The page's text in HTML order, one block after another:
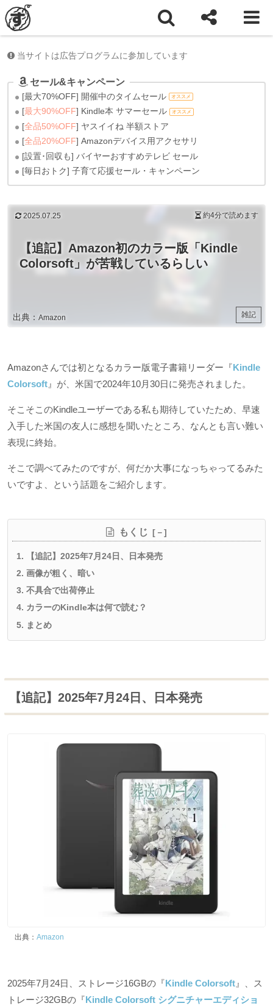
ホーム
当サイトは広告プログラムに参加しています
セール&キャンペーン
[最大70%OFF] 開催中のタイムセール オススメ
[最大90%OFF] Kindle本 サマーセール オススメ
[全品50%OFF] ヤスイイね 半額ストア
[全品20%OFF] Amazonデバイス用アクセサリ
[設置･回収も] バイヤーおすすめテレビ セール
[毎日おトク] 子育て応援セール・キャンペーン
【追記】Amazon初のカラー版「Kindle
Colorsoft」が苦戦しているらしい
雑記
出典：Amazon
2025.07.25 約4分で読めます
Amazonさんでは初となるカラー版電子書籍リーダー『Kindle
Colorsoft 』が、米国で2024年10月30日に発売されました。
そこそこのKindleユーザーである私も期待していたため、早速
入手した米国の友人に感想を聞いたところ、なんとも言い難い
表現に終始。
そこで調べてみたのですが、何だか大事になっちゃってるみた
いですよ、という話題をご紹介します。
もくじ
【追記】2025年7月24日、日本発売
画像が粗く、暗い
不具合で出荷停止
カラーのKindle本は何で読む？
まとめ
【追記】2025年7月24日、日本発売
出典： Amazon
2025年7月24日、ストレージ16GBの『Kindle Colorsoft 』、ス
トレージ32GBの『Kindle Colorsoft シグニチャーエディショ